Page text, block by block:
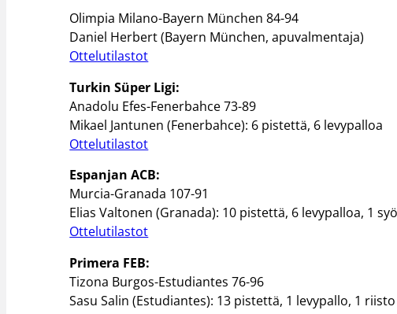
Olimpia Milano-Bayern München 84-94
Daniel Herbert (Bayern München, apuvalmentaja)
Ottelutilastot
Turkin Süper Ligi:
Anadolu Efes-Fenerbahce 73-89
Mikael Jantunen (Fenerbahce): 6 pistettä, 6 levypalloa
Ottelutilastot
Espanjan ACB:
Murcia-Granada 107-91
Elias Valtonen (Granada): 10 pistettä, 6 levypalloa, 1
Ottelutilastot
Primera FEB:
Tizona Burgos-Estudiantes 76-96
Sasu Salin (Estudiantes): 13 pistettä, 1 levypallo, 1 riisto